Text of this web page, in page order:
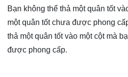
Bạn không thể thả một quân tốt
một quân tốt chưa được phong
thả một quân tốt vào một cột mà
được phong cấp.